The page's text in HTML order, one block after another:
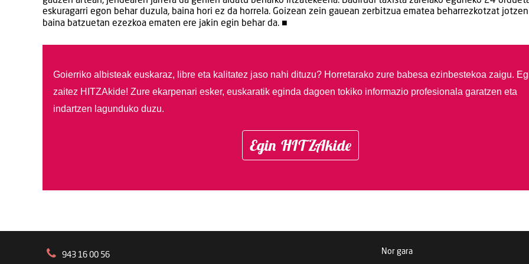
eskuragarri egon behar duzula, baina hori ez da horrela. Goizean zein gauean zerbitzua ematea beharrezkotzat
baina batzuetan ezezkoa ematen ere jakin egin behar da. ■
Goierriko albisteak euskaraz, libre eta kalitatez jaso nahi dituzu? Horretarako zure babesa ezinbestekoa zaigu.
zaitez HITZAkide! Zure ekarpenari esker, euskaratik eginda dagoen tokiko informazio profesionala garatzen eta
indartzen lagunduko duzu.
Egin HITZAkide
943 16 00 56 Nor gara